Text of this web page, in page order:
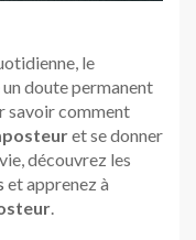
le
doute permanent
savoir comment
et se donner
découvrez les
et apprenez à
.